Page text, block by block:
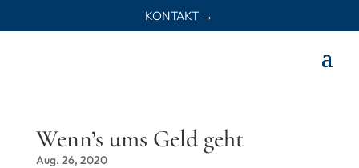
KONTAKT →
Wenn’s ums Geld geht
Aug. 26, 2020